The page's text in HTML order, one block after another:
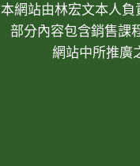
本網站由林宏文本人負
部分內容包含銷售課
網站中所推廣